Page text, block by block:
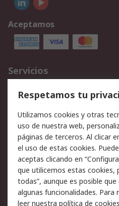
Aceptamos
Servicios
Cómo realizar pedidos
Facturación y pago
Ofertas
Legal
Aviso legal
Política sobre cookies
Certificaciones de
Respetamos tu
Utilizamos cookies y otras
uso de nuestra web,
páginas de terceros. Al clicar
el uso de estas cookies.
aceptas clicando en
que utilicemos estas cookies,
todas”, aunque es posible
algunas funcionalidades.
leer nuestra política de cookies